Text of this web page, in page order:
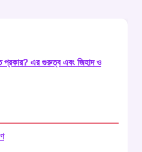
প্রকার? এর গুরুত্ব এবং জিহাদ ও